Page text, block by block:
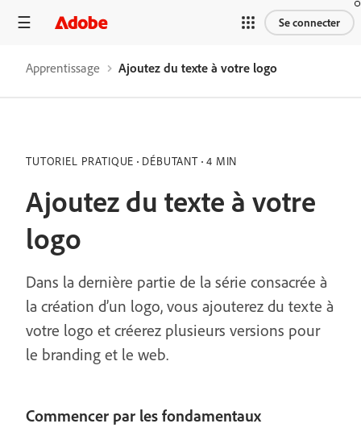
Se connecter
Apprentissage Ajoutez du texte à votre logo
TUTORIEL PRATIQUE DÉBUTANT 4 MIN
Ajoutez du texte à votre
logo
Dans la dernière partie de la série consacrée à
la création d’un logo, vous ajouterez du texte à
votre logo et créerez plusieurs versions pour
le branding et le web.
Commencer par les fondamentaux